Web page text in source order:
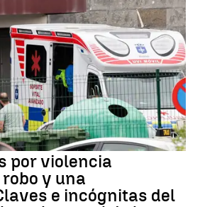
por violencia
y una
e incógnitas del